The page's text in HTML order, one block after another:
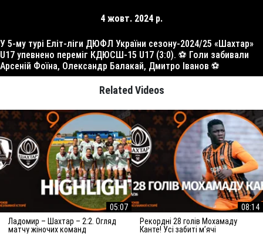
4 жовт. 2024 р.
У 5-му турі Еліт-ліги ДЮФЛ України сезону-2024/25 «Шахтар»
U17 упевнено переміг КДЮСШ-15 U17 (3:0). ⚽️ Голи забивали
Арсеній Фоїна, Олександр Балакай, Дмитро Іванов ⚽️
Related Videos
05:07
Ладомир – Шахтар – 2:2. Огляд
матчу жіночих команд
08:14
Рекордні 28 голів Мохамаду
Канте! Усі забиті мʼячі